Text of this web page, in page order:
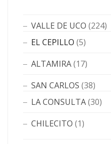
VALLE DE UCO (224)
EL CEPILLO (5)
ALTAMIRA(17)
SAN CARLOS (38)
LA CONSULTA(30)
CHILECITO (1)